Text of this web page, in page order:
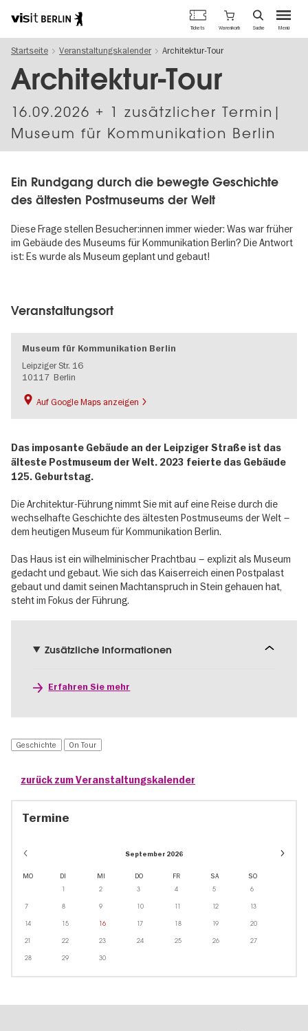
zum
Inhalt
Berlins
offizielles
Tourismusportal
Menü
Tickets Warenkorb Suche
Startseite Veranstaltungskalender Architektur-Tour
Architektur-Tour
16.09.2026 + 1 zusätzlicher Termin|
Museum für Kommunikation Berlin
Ein Rundgang durch die bewegte Geschichte
des ältesten Postmuseums der Welt
Diese Frage stellen Besucher:innen immer wieder: Was war früher
im Gebäude des Museums für Kommunikation Berlin? Die Antwort
ist: Es wurde als Museum geplant und gebaut!
Veranstaltungsort
Museum für Kommunikation Berlin
Leipziger Str. 16
10117 Berlin
Auf Google Maps anzeigen
Das imposante Gebäude an der Leipziger Straße ist das
älteste Postmuseum der Welt. 2023 feierte das Gebäude
125. Geburtstag.
Die Architektur-Führung nimmt Sie mit auf eine Reise durch die
wechselhafte Geschichte des ältesten Postmuseums der Welt –
dem heutigen Museum für Kommunikation Berlin.
Das Haus ist ein wilhelminischer Prachtbau – explizit als Museum
gedacht und gebaut. Wie sich das Kaiserreich einen Postpalast
gebaut und damit seinen Machtanspruch in Stein gehauen hat,
steht im Fokus der Führung.
Zusätzliche Informationen
Erfahren Sie mehr
Geschichte On Tour
zurück zum Veranstaltungskalender
Termine
September 2026
Event
MO DI MI DO FR SA SO
1 2 3 4 5 6
7 8 9 10 11 12 13
14 15 16 17 18 19 20
21 22 23 24 25 26 27
28 29 30